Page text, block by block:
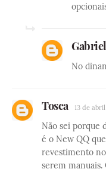
No
Tosca 13 de
Não sei porque
é o New QQ
revestimento
serem